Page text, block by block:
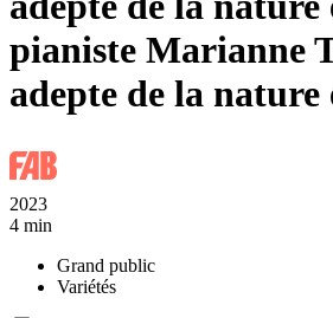
pianiste Marianne
adepte de la
2023
4 min
Grand public
Variétés